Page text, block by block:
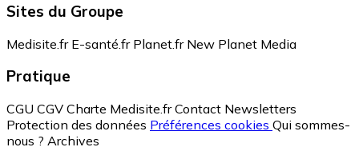
Sites du Groupe
Medisite.fr E-santé.fr Planet.fr New Planet Media
Pratique
CGU CGV Charte Medisite.fr Contact Newsletters
Protection des données Préférences cookies Qui sommes-
nous ? Archives